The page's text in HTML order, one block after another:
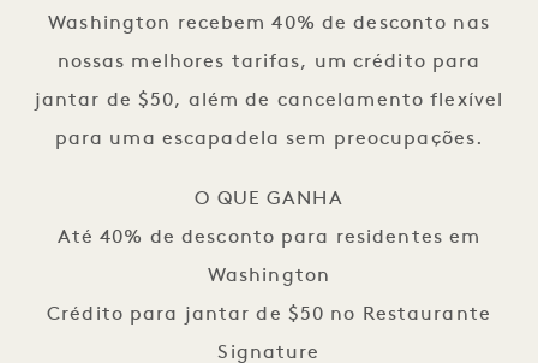
Washington recebem 40% de desconto nas
nossas melhores tarifas, um crédito para
jantar de $50, além de cancelamento flexível
para uma escapadela sem preocupações.
O QUE GANHA
Até 40% de desconto para residentes em
Washington
Crédito para jantar de $50 no Restaurante
Signature